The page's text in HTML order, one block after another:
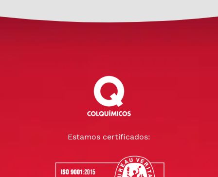
Estamos certificados: